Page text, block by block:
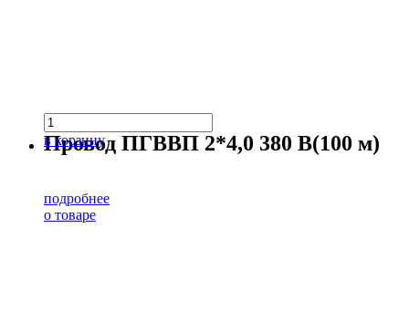
в корзину
Провод ПГВВП 2*4,0 380 В(100 м)
подробнее
о товаре